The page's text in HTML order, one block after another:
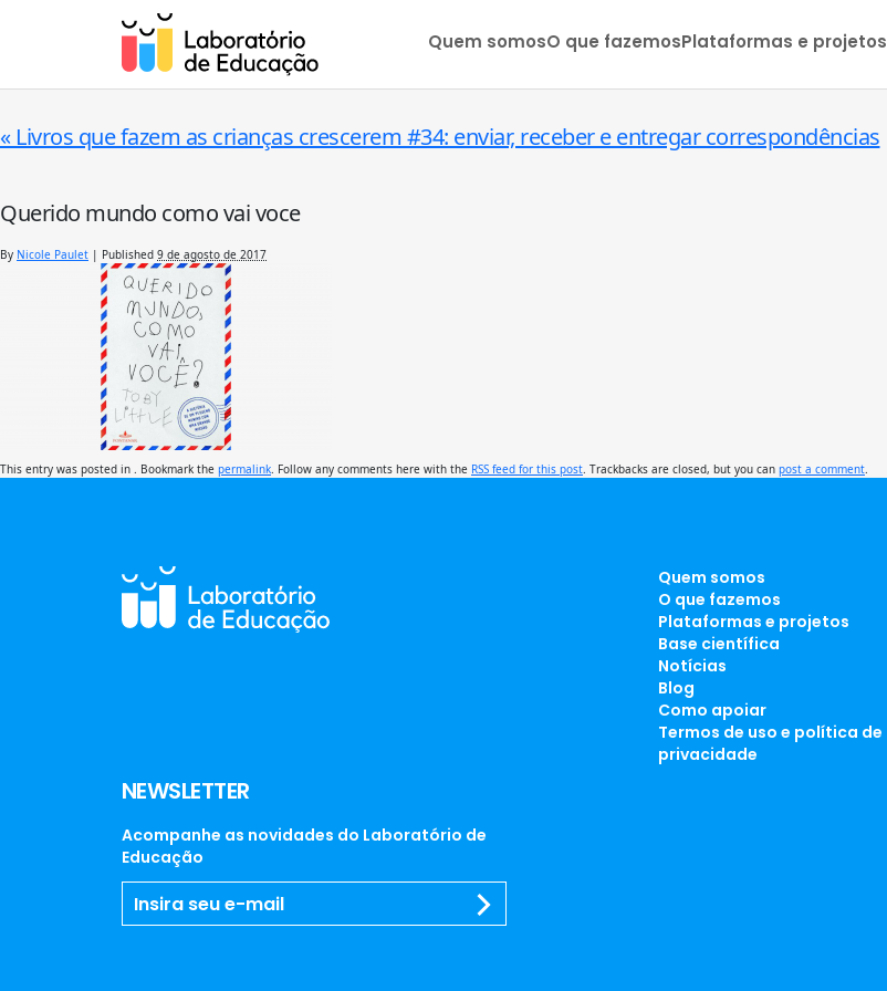
Quem somosO que fazemosPlataformas e projetos
« Livros que fazem as crianças crescerem #34: enviar, receber e entregar correspondências
Querido mundo como vai voce
By Nicole Paulet | Published 9 de agosto de 2017
This entry was posted in . Bookmark the permalink . Follow any comments here with the RSS feed for this post . Trackbacks are closed, but you can post a comment
NEWSLETTER
Acompanhe as novidades do Laboratório de
Educação
Quem somos
O que fazemos
Plataformas e projetos
Base científica
Notícias
Blog
Como apoiar
Termos de uso e política de
privacidade